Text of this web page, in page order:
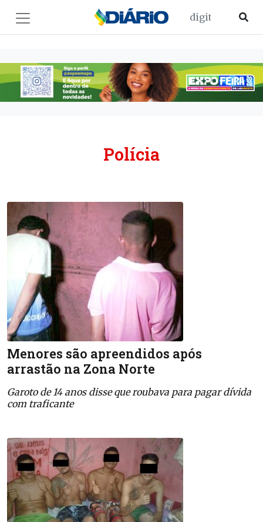
Polícia
Menores são apreendidos após
arrastão na Zona Norte
Garoto de 14 anos disse que roubava para pagar dívida
com traficante